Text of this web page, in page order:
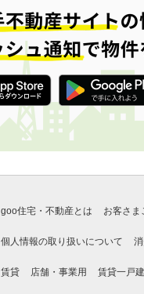
goo住宅・不動産とは お客さま
個人情報の取り扱いについて
賃貸 店舗・事業用 賃貸一戸